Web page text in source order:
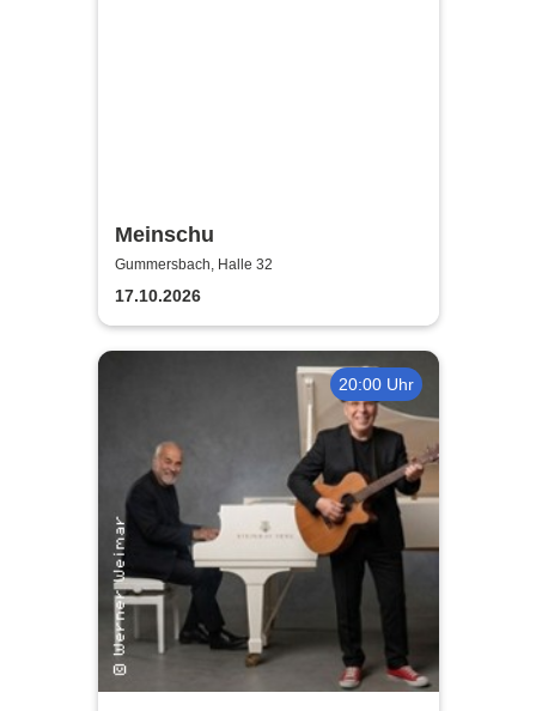
Meinschu
Gummersbach, Halle 32
17.10.2026
20:00 Uhr